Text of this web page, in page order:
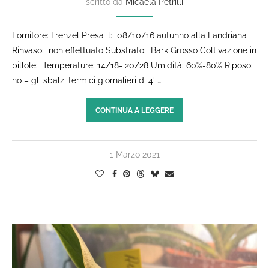
Fornitore: Frenzel Presa il: 08/10/16 autunno alla Landriana
Rinvaso: non effettuato Substrato: Bark Grosso Coltivazione in
pillole: Temperature: 14/18- 20/28 Umidità: 60%-80% Riposo:
no – gli sbalzi termici giornalieri di 4′ …
CONTINUA A LEGGERE
1 Marzo 2021